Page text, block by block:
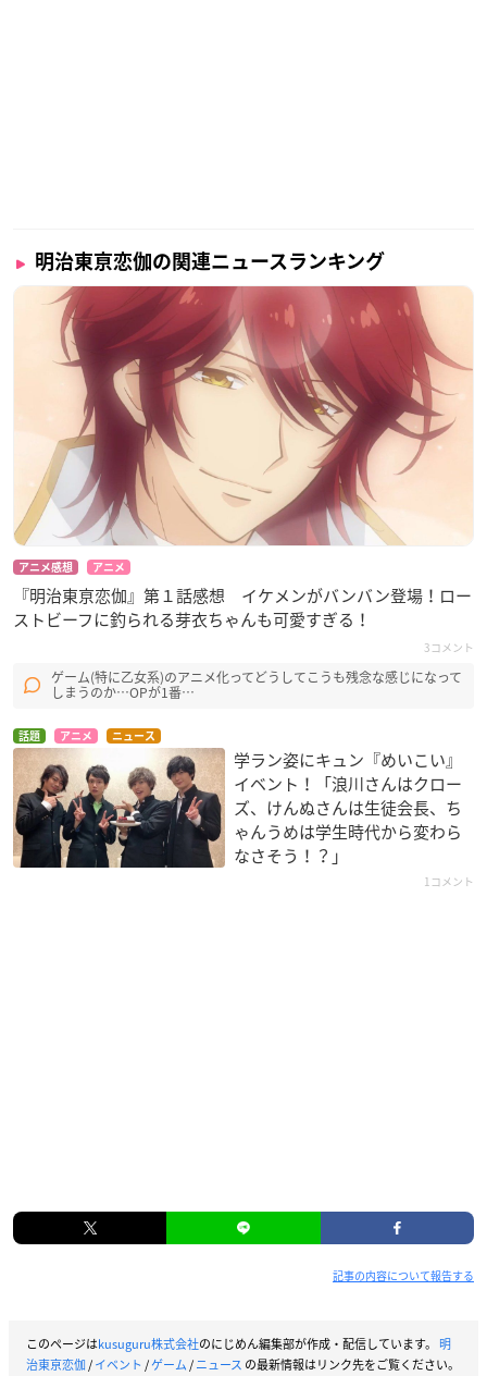
明治東亰恋伽の関連ニュースランキング
アニメ感想 アニメ
『明治東亰恋伽』第１話感想 イケメンがバンバン登場！ロー
ストビーフに釣られる芽衣ちゃんも可愛すぎる！
3コメント
ゲーム(特に乙女系)のアニメ化ってどうしてこうも残念な感じになって
しまうのか…OPが1番…
話題 アニメ ニュース
学ラン姿にキュン『めいこい』
イベント！「浪川さんはクロー
ズ、けんぬさんは生徒会長、ち
ゃんうめは学生時代から変わら
なさそう！？」
1コメント
記事の内容について報告する
このページはkusuguru株式会社のにじめん編集部が作成・配信しています。 明
治東亰恋伽/イベント /ゲーム/ニュース の最新情報はリンク先をご覧ください。